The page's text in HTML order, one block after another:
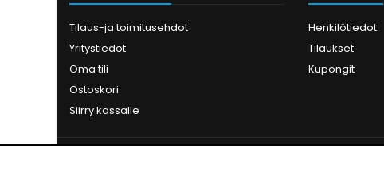
Tilaus-ja toimitusehdot
Yritystiedot
Oma tili
Ostoskori
Siirry kassalle
Henkilötiedot
Tilaukset
Kupongit